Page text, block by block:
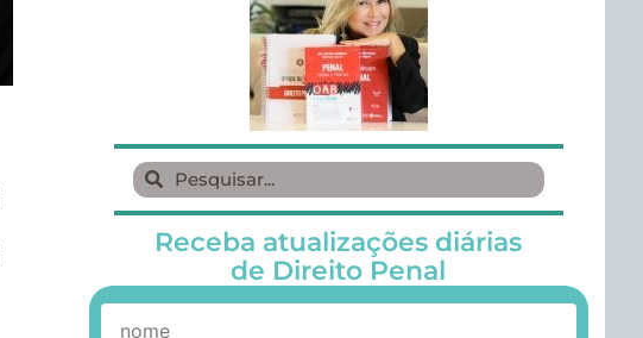
Receba atualizações diárias
de Direito Penal